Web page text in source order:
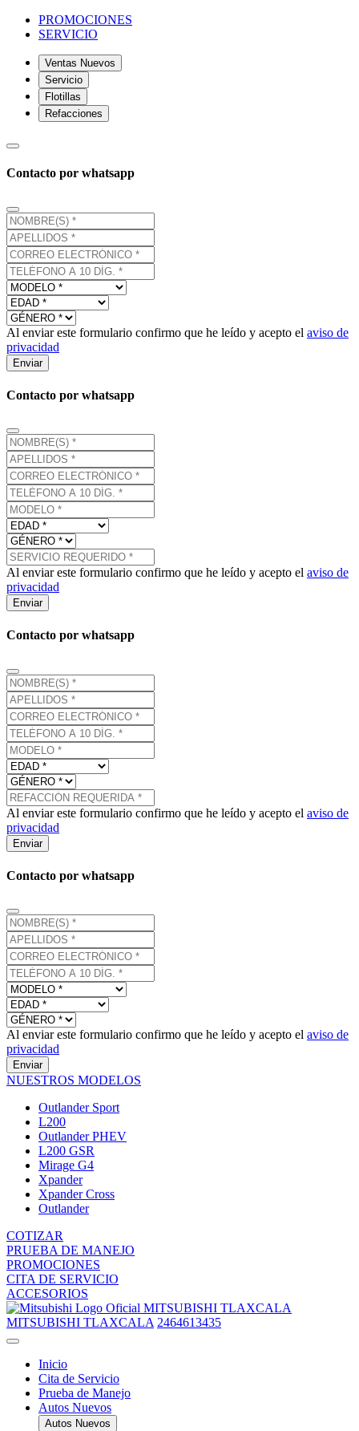
PROMOCIONES
SERVICIO
Ventas Nuevos
Servicio
Flotillas
Refacciones
Contacto por whatsapp
Al enviar este formulario confirmo que he leído y acepto el aviso de
privacidad
Enviar
Contacto por whatsapp
Al enviar este formulario confirmo que he leído y acepto el aviso de
privacidad
Enviar
Contacto por whatsapp
Al enviar este formulario confirmo que he leído y acepto el aviso de
privacidad
Enviar
Contacto por whatsapp
Al enviar este formulario confirmo que he leído y acepto el aviso de
privacidad
Enviar
NUESTROS MODELOS
Outlander Sport
L200
Outlander PHEV
L200 GSR
Mirage G4
Xpander
Xpander Cross
Outlander
COTIZAR
PRUEBA DE MANEJO
PROMOCIONES
CITA DE SERVICIO
ACCESORIOS
MITSUBISHI TLAXCALA
MITSUBISHI TLAXCALA 2464613435
Inicio
Cita de Servicio
Prueba de Manejo
Autos Nuevos
Autos Nuevos